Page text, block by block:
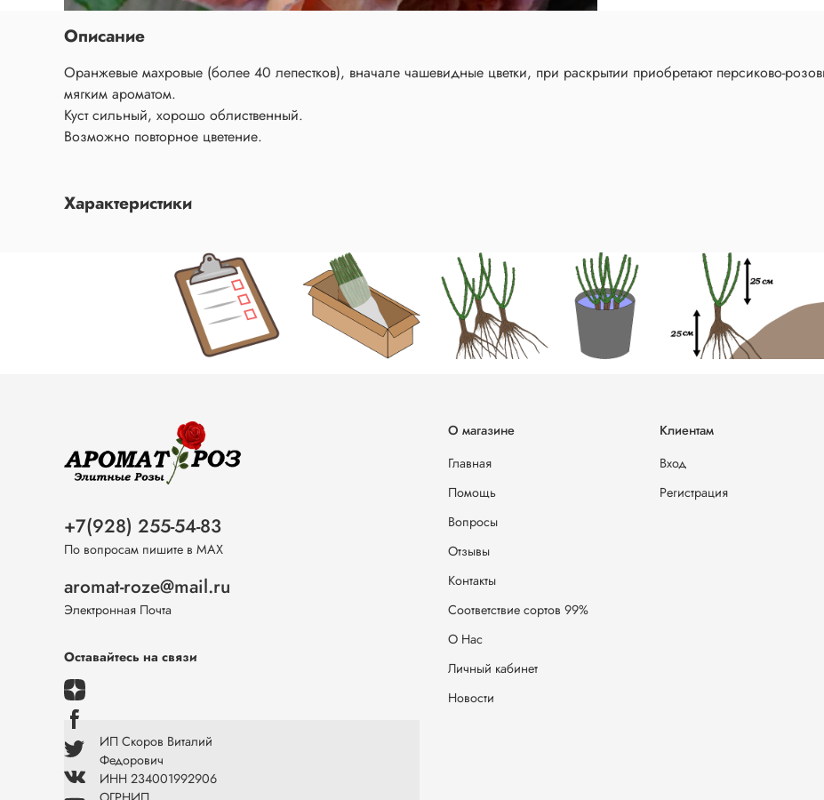
Описание
Оранжевые махровые (более 40 лепестков), вначале чашевидные цветки, при раскрытии приобретают персиково-
мягким ароматом.
Куст сильный, хорошо облиственный.
Возможно повторное цветение.
Характеристики
О магазине
Главная
Помощь
Вопросы
Отзывы
Контакты
Соответствие сортов 99%
О Нас
Личный кабинет
Новости
Клиентам
Вход
Регистрация
+7(928) 255-54-83
По вопросам пишите в МАХ
aromat-roze@mail.ru
Электронная Почта
Оставайтесь на связи
ИП Скоров Виталий
Федорович
ИНН 234001992906